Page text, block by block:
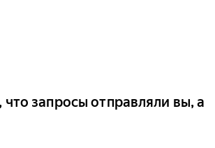
запросы отправляли вы, а